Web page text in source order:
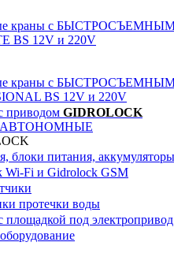
краны с
BS 12V и 220V
краны с
BS 12V и 220V
приводом GIDROLOCK
АВТОНОМНЫЕ
блоки питания, аккумуляторы
Wi-Fi и Gidrolock GSM
протечки воды
под электропривод